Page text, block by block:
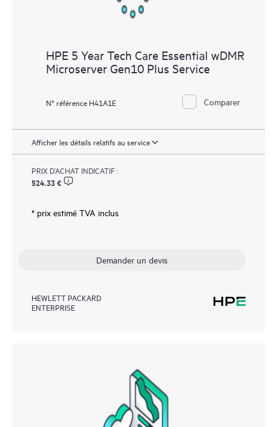
HPE 5 Year Tech Care Essential wDMR
Microserver Gen10 Plus Service
N° référence H41A1E Comparer
Afficher les détails relatifs au service
PRIX D’ACHAT INDICATIF :
524.33 €
* prix estimé TVA inclus
Demander un devis
HEWLETT PACKARD
ENTERPRISE